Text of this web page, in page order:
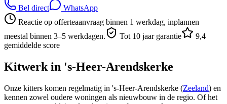
Bel direct
WhatsApp
Reactie op offerteaanvraag binnen 1 werkdag, inplannen
meestal binnen 3–5 werkdagen.
Tot 10 jaar garantie
9,4
gemiddelde score
Kitwerk in 's-Heer-Arendskerke
Onze kitters komen regelmatig in 's-Heer-Arendskerke (Zeeland) en
kennen zowel oudere woningen als nieuwbouw in de regio. Of het